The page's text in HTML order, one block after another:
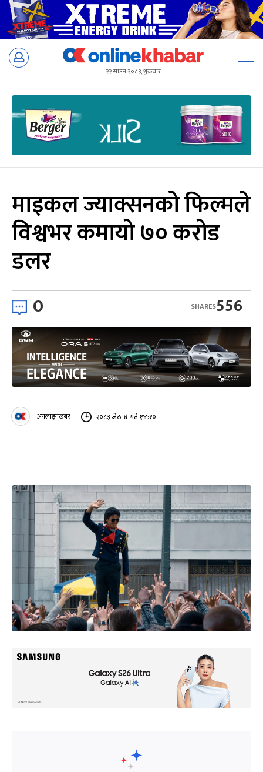
Skip
२२ साउन २०८३, शुक्रबार
माइकल ज्याक्सनको फिल्मले
विश्वभर कमायो ७० करोड
डलर
0 556
SHARES
अनलाइनखबर २०८३ जेठ ४ गते १४:१०